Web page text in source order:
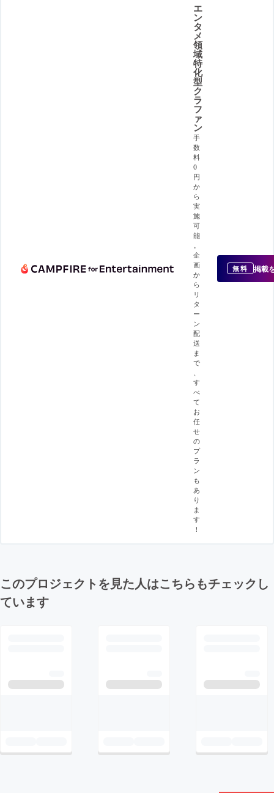
エ
ン
タ
メ
領
域
特
化
型
ク
ラ
フ
ァ
ン
手
数
料
0
円
か
ら
実
施
可
能
企
画
か
ら
リ
タ
ー
ン
配
送
ま
で
す
べ
て
お
任
せ
の
プ
ラ
ン
も
あ
り
ま
す
！
無料 掲載
このプロジェクトを見た人はこちらもチェックし
ています